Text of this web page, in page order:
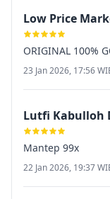
Low Price
ORIGINAL 100%
23 Jan 2026, 17:56
Lutfi Kabulloh
Mantep 99x
22 Jan 2026, 19:37